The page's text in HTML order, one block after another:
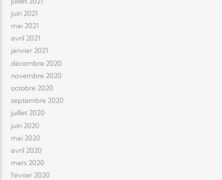
juin 2021
mai 2021
avril 2021
janvier 2021
décembre 2020
novembre 2020
octobre 2020
septembre 2020
juillet 2020
juin 2020
mai 2020
avril 2020
mars 2020
février 2020